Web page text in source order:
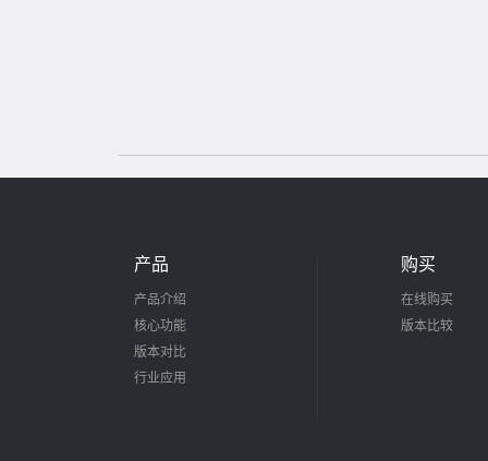
产品
产品介绍
核心功能
版本对比
行业应用
购买
在线购买
版本比较